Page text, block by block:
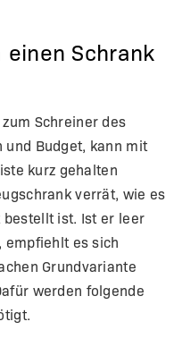
Schrank
Schreiner des
und Budget, kann mit
kurz gehalten
verrät, wie es
bestellt ist. Ist er leer
empfiehlt es sich
Grundvariante
werden folgende